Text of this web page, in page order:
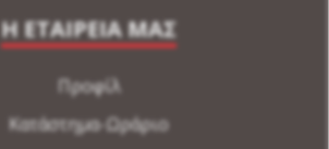
Η ΕΤΑΙΡΕΙΑ ΜΑΣ
Προφίλ
Κατάστημα-Ωράριο